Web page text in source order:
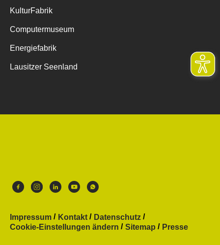
KulturFabrik
Computermuseum
Energiefabrik
Lausitzer Seenland
Impressum Kontakt
Datenschutz
Cookie-Einstellungen ändern
Sitemap Presse